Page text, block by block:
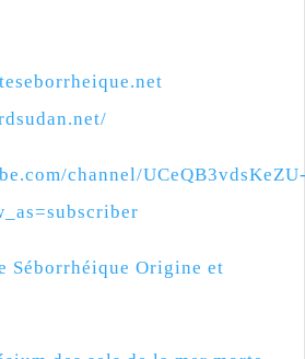
channel/
Séborrhéique Origine et